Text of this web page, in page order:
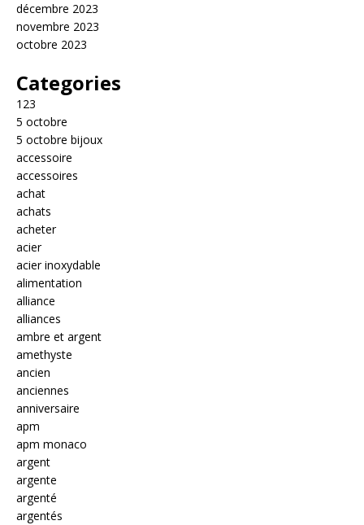
décembre 2023
novembre 2023
octobre 2023
Categories
123
5 octobre
5 octobre bijoux
accessoire
accessoires
achat
achats
acheter
acier
acier inoxydable
alimentation
alliance
alliances
ambre et argent
amethyste
ancien
anciennes
anniversaire
apm
apm monaco
argent
argente
argenté
argentés